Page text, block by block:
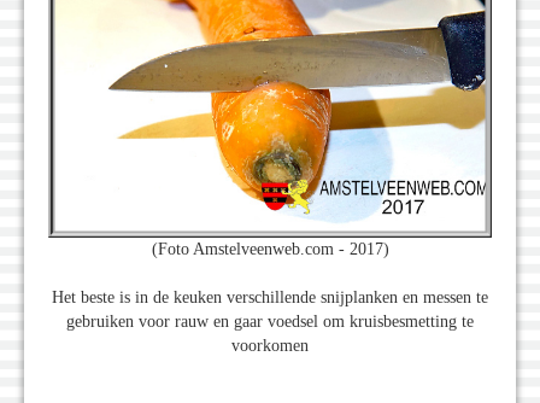
(Foto Amstelveenweb.com - 2017)
Het beste is in de keuken verschillende snijplanken en messen te
gebruiken voor rauw en gaar voedsel om kruisbesmetting te
voorkomen